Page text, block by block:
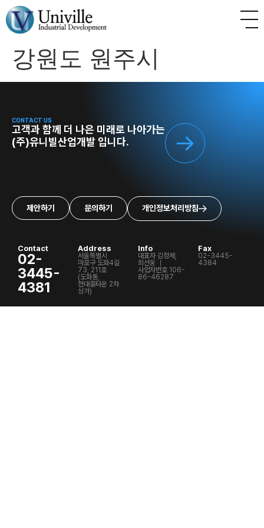
강원도 원주시
CONTACT US
고객과 함께 더 나은 미래로 나아가는
(주)유니빌산업개발 입니다.
제안하기 문의하기 개인정보처리방침
Contact
02-
3445-
4381
Address
서울특별시
마포구 도화4길
73, 211호
(도화동,
현대홈타운 2차
상가)
Info
대표자 김정제,
최선웅 ㅣ
사업자번호 106-
86-46287
Fax
02-3445-
4384